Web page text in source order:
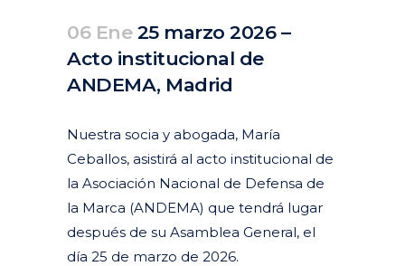
06 Ene25 marzo 2026 –
Acto institucional de
ANDEMA, Madrid
Nuestra socia y abogada, María
Ceballos, asistirá al acto institucional de
la Asociación Nacional de Defensa de
la Marca (ANDEMA) que tendrá lugar
después de su Asamblea General, el
día 25 de marzo de 2026.